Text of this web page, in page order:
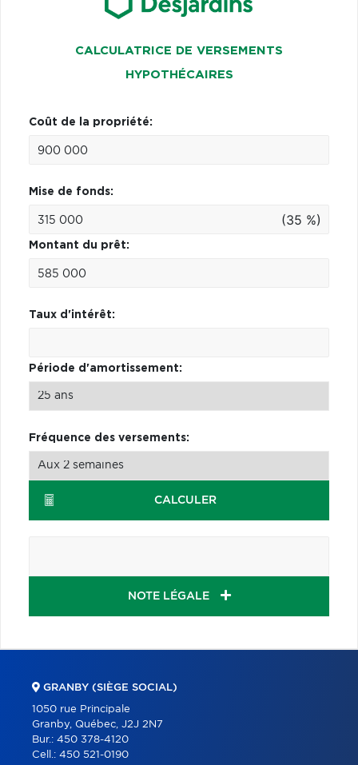
CALCULATRICE DE VERSEMENTS
HYPOTHÉCAIRES
Coût de la propriété:
Mise de fonds:
(35 %)
Montant du prêt:
Taux d'intérêt:
Période d'amortissement:
Fréquence des versements:
CALCULER
NOTE LÉGALE
GRANBY (SIÈGE SOCIAL)
1050 rue Principale
Granby, Québec, J2J 2N7
Bur.: 450 378-4120
Cell.: 450 521-0190